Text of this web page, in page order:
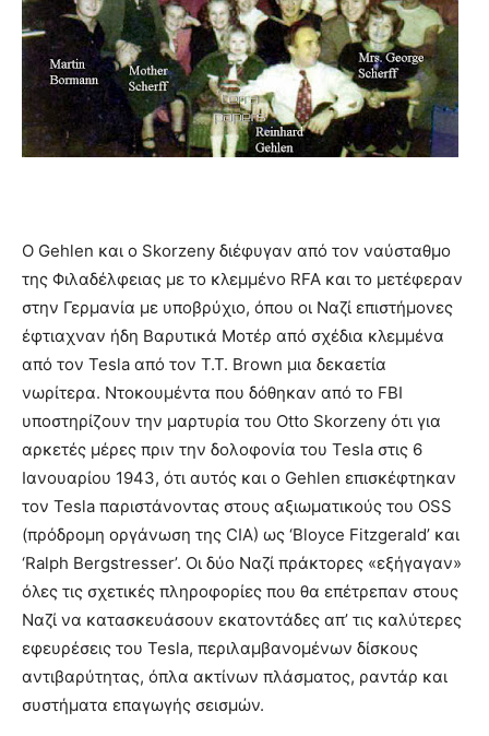
Ο Gehlen και ο Skorzeny διέφυγαν από τον ναύσταθμο
της Φιλαδέλφειας με το κλεμμένο RFA και το μετέφεραν
στην Γερμανία με υποβρύχιο, όπου οι Ναζί επιστήμονες
έφτιαχναν ήδη Βαρυτικά Μοτέρ από σχέδια κλεμμένα
από τον Tesla από τον T.T. Brown μια δεκαετία
νωρίτερα. Ντοκουμέντα που δόθηκαν από το FBI
υποστηρίζουν την μαρτυρία του Otto Skorzeny ότι για
αρκετές μέρες πριν την δολοφονία του Tesla στις 6
Ιανουαρίου 1943, ότι αυτός και ο Gehlen επισκέφτηκαν
τον Tesla παριστάνοντας στους αξιωματικούς του OSS
(πρόδρομη οργάνωση της CIA) ως ‘Bloyce Fitzgerald’ και
‘Ralph Bergstresser’. Οι δύο Ναζί πράκτορες «εξήγαγαν»
όλες τις σχετικές πληροφορίες που θα επέτρεπαν στους
Ναζί να κατασκευάσουν εκατοντάδες απ’ τις καλύτερες
εφευρέσεις του Tesla, περιλαμβανομένων δίσκους
αντιβαρύτητας, όπλα ακτίνων πλάσματος, ραντάρ και
συστήματα επαγωγής σεισμών.